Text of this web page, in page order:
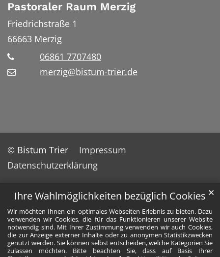
Ihre Wahlmöglichkeiten bezüglich Cookies
Wir möchten Ihnen ein optimales Webseiten-Erlebnis zu bieten. Dazu
verwenden wir Cookies, die für das Funktionieren unserer Website
notwendig sind. Mit Ihrer Zustimmung verwenden wir auch Cookies,
die zur Anzeige externer Inhalte oder zu anonymen Statistikzwecken
genutzt werden. Sie können selbst entscheiden, welche Kategorien Sie
zulassen möchten. Bitte beachten Sie, dass auf Basis Ihrer
✕
Pastoraler Raum Merzig
Friedrichstraße 1
66663 Merzig
06861 7707480
merzig@bistum-trier.de
© Bistum Trier
Impressum
Datenschutzerklärung